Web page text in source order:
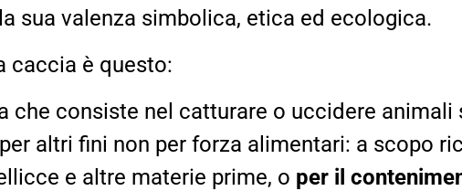
sua valenza simbolica, etica ed ecologica.
caccia è questo:
che consiste nel catturare o uccidere
altri fini non per forza alimentari: a scopo
e altre materie prime, o per il